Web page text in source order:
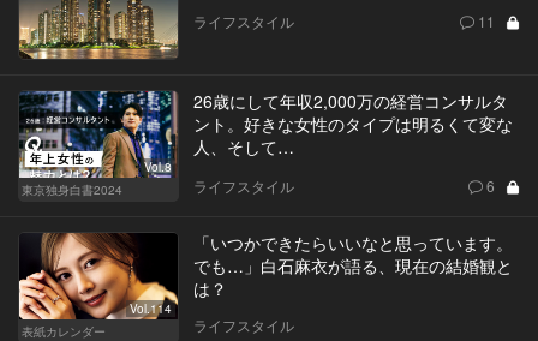
ライフスタイル 11
Vol.8
東京独身白書2024
26歳にして年収2,000万の経営コンサルタ
ント。好きな女性のタイプは明るくて変な
人、そして…
ライフスタイル 6
Vol.114
表紙カレンダー
「いつかできたらいいなと思っています。
でも…」白石麻衣が語る、現在の結婚観と
は？
ライフスタイル